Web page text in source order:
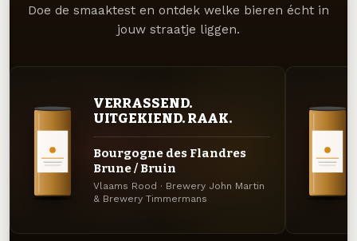
Doe de smaaktest en ontdek welke bieren écht in
jouw straatje liggen.
VERRASSEND.
UITGEKIEND. RAAK.
Bourgogne des Flandres
Brune / Bruin
Vlaams Rood · Brewery John Martin
& Brewery Timmermans